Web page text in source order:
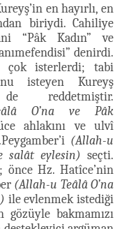
en hayırlı, en
biriydi. Cahiliye
“Pâk Kadın” ve
denirdi.
çok isterlerdi; tabi
isteyen Kureyş
reddetmiştir.
O’na ve Pâk
ahlakını ve ulvî
(Allah-u
salât eylesin) seçti.
Hz. Hatîce’nin
(Allah-u Teâlâ O’na
ile evlenmek istediği
bakmamızı